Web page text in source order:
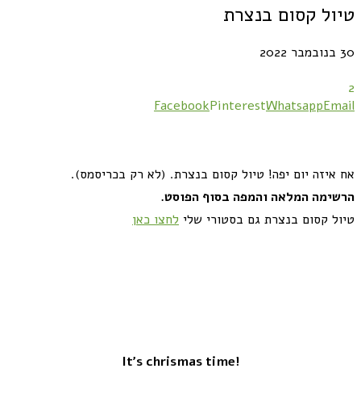
טיול קסום בנצרת
30 בנובמבר 2022
2
FacebookPinterestWhatsappEmail
אח איזה יום יפה! טיול קסום בנצרת. (לא רק בכריסמס).
הרשימה המלאה והמפה בסוף הפוסט.
טיול קסום בנצרת גם בסטורי שלי לחצו כאן
!It's chrismas time